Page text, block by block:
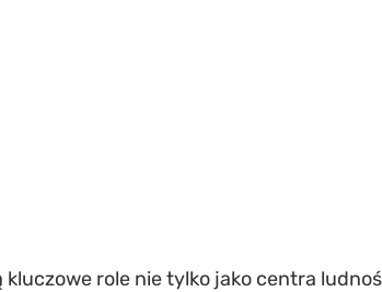
kluczowe role nie tylko jako centra